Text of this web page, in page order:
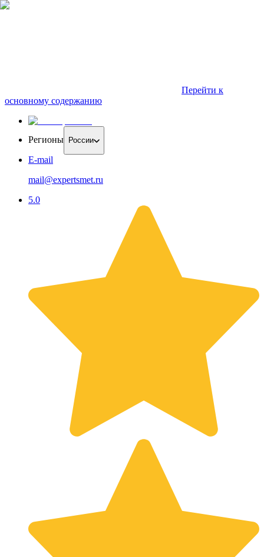
Перейти к
основному содержанию
Регионы России
E-mail
mail@expertsmet.ru
5.0